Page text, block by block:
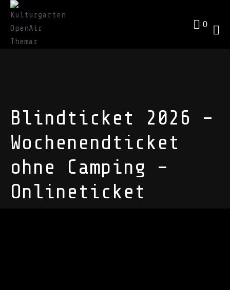
0
Blindticket 2026 –
Wochenendticket
ohne Camping –
Onlineticket